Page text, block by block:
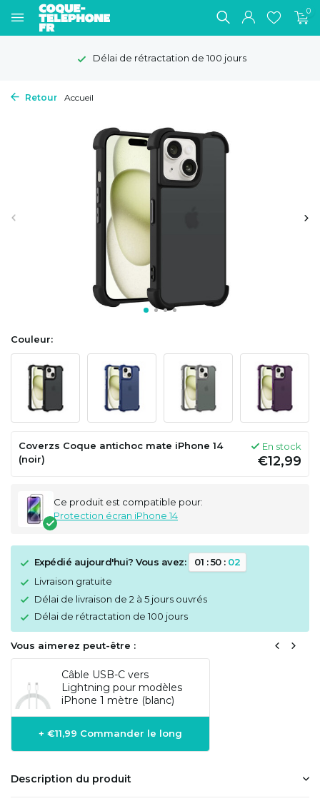
0
Délai de rétractation de 100 jours
Retour Accueil
Couleur:
Coverzs Coque antichoc mate iPhone 14
(noir)
En stock
€12,99
Ce produit est compatible pour:
Protection écran iPhone 14
Expédié aujourd'hui? Vous avez: 01 :50 :01
Livraison gratuite
Délai de livraison de 2 à 5 jours ouvrés
Délai de rétractation de 100 jours
Vous aimerez peut-être :
Câble USB-C vers
Lightning pour modèles
iPhone 1 mètre (blanc)
+ €11,99 Commander le long
Description du produit